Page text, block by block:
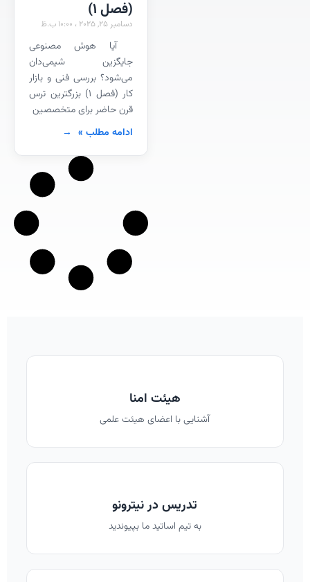
(فصل 1)
دسامبر 25, 2025
آیا هوش مصنوعی
جایگزین شیمی‌دان
می‌شود؟ بررسی فنی و بازار
کار (فصل ۱) بزرگترین ترس
قرن حاضر برای متخصصین
ادامه مطلب »
هیئت امنا
آشنایی با اعضای هیئت علمی
تدریس در نیترونو
به تیم اساتید ما بپیوندید